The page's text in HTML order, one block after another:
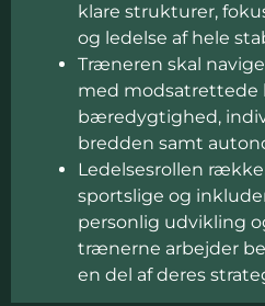
klare strukturer,
og ledelse af hele
Træneren skal
med modsatrettede
bæredygtighed,
bredden samt
Ledelsesrollen
sportslige og
personlig udvikling
trænerne arbejder
en del af deres